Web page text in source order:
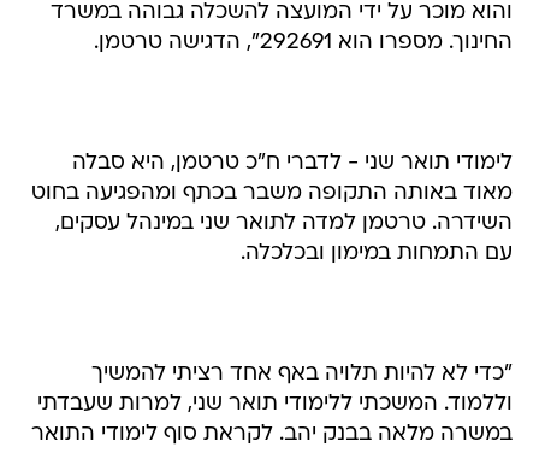
והוא מוכר על ידי המועצה להשכלה גבוהה במשרד
החינוך. מספרו הוא 292691", הדגישה טרטמן.
לימודי תואר שני - לדברי ח"כ טרטמן, היא סבלה
מאוד באותה התקופה משבר בכתף ומהפגיעה בחוט
השידרה. טרטמן למדה לתואר שני במינהל עסקים,
עם התמחות במימון ובכלכלה.
"כדי לא להיות תלויה באף אחד רציתי להמשיך
וללמוד. המשכתי ללימודי תואר שני, למרות שעבדתי
במשרה מלאה בבנק יהב. לקראת סוף לימודי התואר